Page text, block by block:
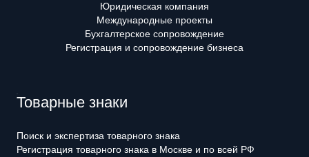
Юридическая компания
Международные проекты
Бухгалтерское сопровождение
Регистрация и сопровождение бизнеса
Товарные знаки
Поиск и экспертиза товарного знака
Регистрация товарного знака в Москве и по всей РФ